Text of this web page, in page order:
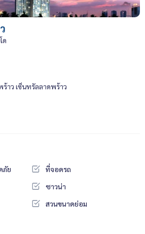
ด
ร้าว เซ็นทรัลลาดพร้าว
ภัย
ที่จอดรถ
ซาวน่า
สวนขนาดย่อม